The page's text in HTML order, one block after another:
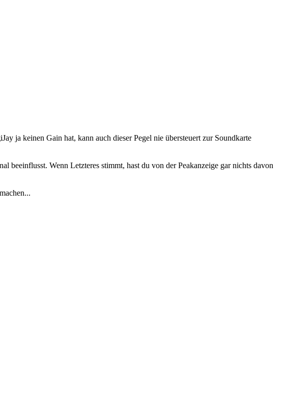
ja keinen Gain hat, kann auch dieser Pegel nie übersteuert zur Soundkarte
Wenn Letzteres stimmt, hast du von der Peakanzeige gar nichts davon